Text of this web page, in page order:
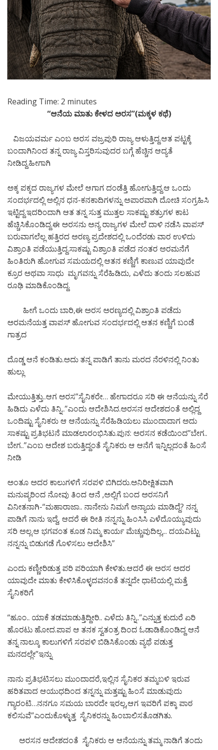
Reading Time: 2 minutes
“ಆನೆಯ ಮಾತು ಕೇಳದ ಅರಸ”(ಮಕ್ಕಳ ಕಥೆ)
ವಿಜಯವರ್ಮ ಎಂಬ ಅರಸ ವಜ್ರಪುರಿ ರಾಜ್ಯ ಆಳುತ್ತಿದ್ದ.ಆತ ಪಟ್ಟಕ್ಕೆ
ಬಂದಾಗಿನಿಂದ ತನ್ನ ರಾಜ್ಯ ವಿಸ್ತರಿಸುವುದರ ಬಗ್ಗೆ ಹೆಚ್ಚಿನ ಆದ್ಯತೆ
ನೀಡಿದ್ದ.ಹೀಗಾಗಿ
ಅಕ್ಕ ಪಕ್ಕದ ರಾಜ್ಯಗಳ ಮೇಲೆ ಆಗಾಗ ದಂಡೆತ್ತಿ ಹೋಗುತ್ತಿದ್ದ.ಆ ಒಂದು
ಸಂದರ್ಭದಲ್ಲಿ ಅಲ್ಲಿನ ಧನ-ಕನಕಾದಿಗಳನ್ನು ಅಪಾರವಾಗಿ ದೋಚಿ ಸಂಗ್ರಹಿಸಿ
ಇಟ್ಟಿದ್ದ.ಇದರಿಂದಾಗಿ ಆತ ತನ್ನ ಸುತ್ತ ಮುತ್ತಲ ಸಾಕಷ್ಟು ಶತ್ರುಗಳ ಕಾಟ
ಹೆಚ್ಚಿಸಿಕೊಂಡಿದ್ದ.ಈ ಅರಸನು ಅನ್ಯ ರಾಜ್ಯಗಳ ಮೇಲೆ ದಾಳಿ ನಡೆಸಿ ವಾಪಸ್
ಬರುವಾಗಲೆಲ್ಲ ಹತ್ತಿರದ ಅರಣ್ಯ ಪ್ರದೇಶದಲ್ಲಿ ಒಂದೆರಡು ವಾರ ಉಳಿದು
ವಿಶ್ರಾಂತಿ ಪಡೆಯುತ್ತಿದ್ದ.ಸಾಕಷ್ಟು ವಿಶ್ರಾಂತಿ ಪಡೆದ ನಂತರ ಅರಮನೆಗೆ
ಹಿಂತಿರುಗಿ ಹೋಗುವ ಸಮಯದಲ್ಲಿ ಆತನ ಕಣ್ಣಿಗೆ ಕಾಣುವ ಯಾವುದೇ
ಕ್ರೂರ ಅಥವಾ ಸಾಧು ಮೃಗವನ್ನು ಸೆರೆಹಿಡಿದು, ಎಳೆದು ತಂದು ಸಲಹುವ
ರೂಢಿ ಮಾಡಿಕೊಂಡಿದ್ದ.
ಹೀಗೆ ಒಂದು ಬಾರಿ,ಈ ಅರಸ ಅರಣ್ಯದಲ್ಲಿ ವಿಶ್ರಾಂತಿ ಪಡೆದು
ಅರಮನೆಯತ್ತ ವಾಪಸ್ ಹೋಗುವ ಸಂದರ್ಭದಲ್ಲಿ ಆತನ ಕಣ್ಣಿಗೆ ಬಂಡೆ
ಗಾತ್ರದ
ದೊಡ್ಡ ಆನೆ ಕಂಡಿತು.ಅದು ತನ್ನ ಪಾಡಿಗೆ ತಾನು ಮರದ ನೆರಳಿನಲ್ಲಿ ನಿಂತು
ಹುಲ್ಲು
ಮೇಯುತ್ತಿತ್ತು..ಆಗ ಅರಸ”ಸೈನಿಕರೇ… ಹೇಗಾದರೂ ಸರಿ ಈ ಆನೆಯನ್ನು ಸೆರೆ
ಹಿಡಿದು ಎಳೆದು ತಿನ್ನಿ..”ಎಂದು ಆದೇಶಿಸಿದ.ಅರಸನ ಆದೇಶದಂತೆ ಅಲ್ಲಿದ್ದ
ಒಂದಿಷ್ಟು ಸೈನಿಕರು ಆ ಆನೆಯನ್ನು ಸೆರೆಹಿಡಿಯಲು ಮುಂದಾದಾಗ ಅದು
ಸಾಕಷ್ಟು ಪ್ರತಿಭಟನೆ ಮಾಡಲಾರಂಭಿಸಿತು.ಪುನ: ಅರಸನ ಕಡೆಯಿಂದ”ಬೇಗ..
ಬೇಗ..”ಎಂಬ ಆದೇಶ ಬರುತ್ತಿದ್ದಂತೆ ಸೈನಿಕರು ಆ ಆನೆಗೆ ಇನ್ನಿಲ್ಲದಂತೆ ಹಿಂಸೆ
ನೀಡಿ
ಅಂತೂ ಅದರ ಕಾಲುಗಳಿಗೆ ಸರಪಳಿ ಬಿಗಿದರು.ಅನಿರೀಕ್ಷಿತವಾಗಿ
ಮನುಷ್ಯರಿಂದ ನೋವು ತಿಂದ ಆನೆ ,ಅಲ್ಲಿಗೆ ಬಂದ ಅರಸನಿಗೆ
ವಿನೀತನಾಗಿ-“ಮಹಾರಾಜಾ.. ನಾನೇನು ನಿಮಗೆ ಅನ್ಯಾಯ ಮಾಡಿದ್ದೆ? ನನ್ನ
ಪಾಡಿಗೆ ನಾನು ಇದ್ದೆ, ಆದರೆ ಈ ರೀತಿ ನನ್ನನ್ನು ಹಿಂಸಿಸಿ ಎಳೆದೊಯ್ಯುವುದು
ಸರಿ ಅಲ್ಲ.ಆ ಭಗವಂತ ಕೂಡ ನಿಮ್ಮ ಕಾರ್ಯ ಮೆಚ್ಚುವುದಿಲ್ಲ,.. ದಯವಿಟ್ಟು
ನನ್ನನ್ನು ಬಿಡುಗಡೆ ಗೊಳಿಸಲು ಆದೇಶಿಸಿ”
ಎಂದು ಕಣ್ಣೀರಿಡುತ್ತ ಪರಿ ಪರಿಯಾಗಿ ಕೇಳಿತು.ಆದರೆ ಈ ಅರಸ ಅದರ
ಯಾವುದೇ ಮಾತು ಕೇಳಿಸಿಕೊಳ್ಳದವನಂತೆ ತನ್ನದೇ ಧಾಟಿಯಲ್ಲಿ ಮತ್ತೆ
ಸೈನಿಕರಿಗೆ
“ಹೂಂ.. ಯಾಕೆ ತಡಮಾಡುತ್ತಿದ್ದೀರಿ.. ಎಳೆದು ತಿನ್ನಿ..”ಎನ್ನುತ್ತ ಕುದುರೆ ಏರಿ
ಹೊರಟು ಹೋದ.ಪಾಪ ಆ ತನಕ ಸ್ವತಂತ್ರ ದಿಂದ ಓಡಾಡಿಕೊಂಡಿದ್ದ ಆನೆ
ತನ್ನ ನಾಲ್ಕೂ ಕಾಲುಗಳಿಗೆ ಸರಪಳಿ ಬಿಡಿಸಿಕೊಂಡು ವ್ಯಥೆ ಪಡುತ್ತ
ಮನದಲ್ಲೇ”ಇನ್ನು
ನಾನು ಪ್ರತಿಭಟಿಸಲು ಮುಂದಾದರೆ,ಇಲ್ಲಿನ ಸೈನಿಕರ ತಮ್ಮಬಳಿ ಇರುವ
ಹರಿತವಾದ ಆಯುಧದಿಂದ ತನ್ನನ್ನು ಮತ್ತಷ್ಟು ಹಿಂಸೆ ಮಾಡುವುದು
ಗ್ಯಾರಂಟಿ…ನನಗೂ ಸಮಯ ಬಾರದೇ ಇರಲ್ಲ,ಆಗ ಇವರಿಗೆ ಪಕ್ಕಾ ಪಾಠ
ಕಲಿಸುವೆ”ಎಂದುಕೊಳ್ಳುತ್ತ ಸೈನಿಕರನ್ನು ಹಿಂಬಾಲಿಸತೊಡಗಿತು.
ಅರಸನ ಆದೇಶದಂತೆ ಸೈನಿಕರು ಆ ಆನೆಯನ್ನು ತಮ್ಮ ನಾಡಿಗೆ ತಂದು